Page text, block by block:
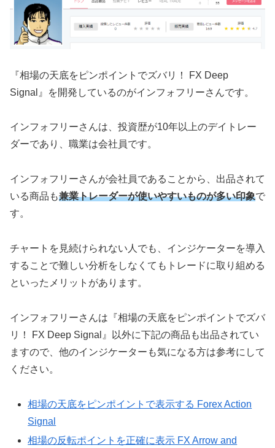
『相場の天底をピンポイントでズバリ！ FX Deep
Signal』を開発しているのがインフォフリーさんです。
インフォフリーさんは、投資歴が10年以上のデイトレー
ダーであり、職業は会社員です。
インフォフリーさんが会社員であることから、出品されて
いる商品も兼業トレーダーが使いやすいものが多い印象で
す。
チャートを見続けられない人でも、インジケーターを導入
することで難しい分析をしなくてもトレードに取り組める
といったメリットがあります。
インフォフリーさんは『相場の天底をピンポイントでズバ
リ！ FX Deep Signal』以外に下記の商品も出品されてい
ますので、他のインジケーターも気になる方は参考にして
ください。
相場の天底をピンポイントで表示する Forex Action
Signal
相場の反転ポイントを正確に表示 FX Arrow and